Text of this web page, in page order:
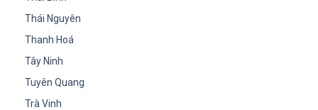
Thái Nguyên
Thanh Hoá
Tây Ninh
Tuyên Quang
Trà Vinh